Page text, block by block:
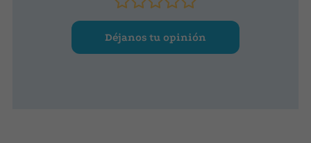
Déjanos tu opinión